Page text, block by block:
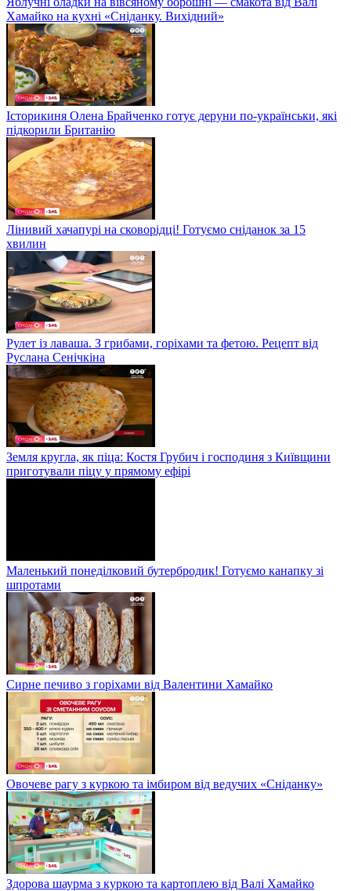
Хамайко на кухні «Сніданку. Вихідний»
Історикиня Олена Брайченко готує деруни по-українськи, які
підкорили Британію
Лінивий хачапурі на сковорідці! Готуємо сніданок за 15
хвилин
Рулет із лаваша. З грибами, горіхами та фетою. Рецепт від
Руслана Сенічкіна
Земля кругла, як піца: Костя Грубич і господиня з Київщини
приготували піцу у прямому ефірі
Маленький понеділковий бутербродик! Готуємо канапку зі
шпротами
Сирне печиво з горіхами від Валентини Хамайко
Овочеве рагу з куркою та імбиром від ведучих «Сніданку»
Здорова шаурма з куркою та картоплею від Валі Хамайко